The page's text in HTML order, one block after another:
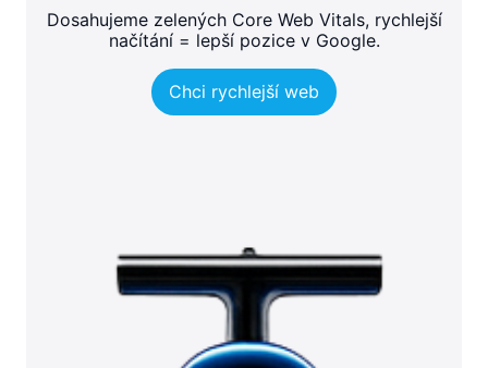
Dosahujeme zelených Core Web Vitals, rychlejší
načítání = lepší pozice v Google.
Chci rychlejší web